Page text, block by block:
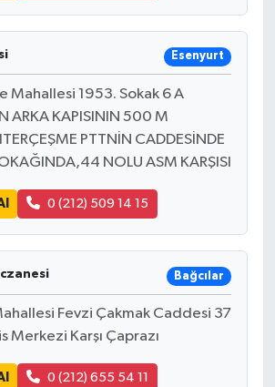
Esenyurt
Mahallesi 1953. Sokak 6 A
ARKA KAPISININ 500 M
PTTNİN CADDESİNDE
NOLU ASM KARŞISI
0 (212) 509 14 15
Bağcılar
Fevzi Çakmak Caddesi 37
Merkezi Karşı Çaprazı
0 (212) 655 54 11